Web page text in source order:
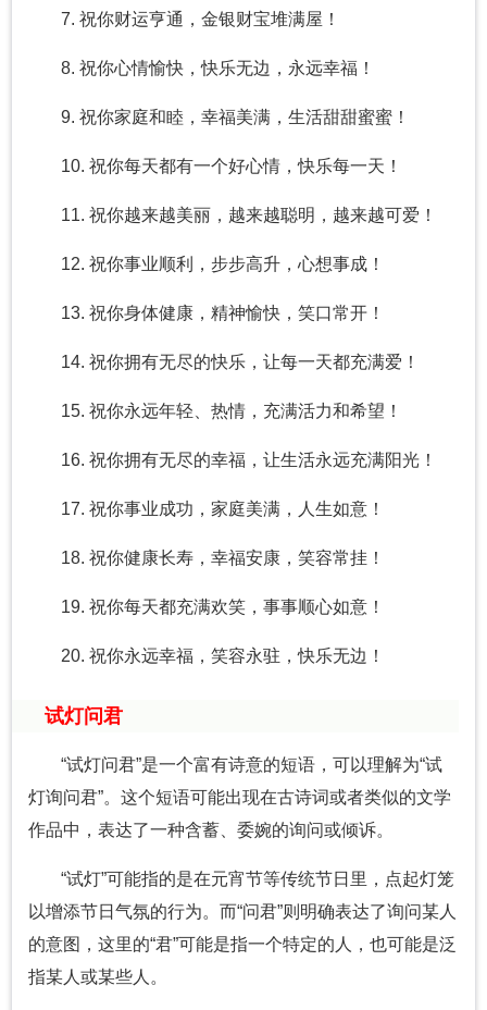
7. 祝你财运亨通，金银财宝堆满屋！
8. 祝你心情愉快，快乐无边，永远幸福！
9. 祝你家庭和睦，幸福美满，生活甜甜蜜蜜！
10. 祝你每天都有一个好心情，快乐每一天！
11. 祝你越来越美丽，越来越聪明，越来越可爱！
12. 祝你事业顺利，步步高升，心想事成！
13. 祝你身体健康，精神愉快，笑口常开！
14. 祝你拥有无尽的快乐，让每一天都充满爱！
15. 祝你永远年轻、热情，充满活力和希望！
16. 祝你拥有无尽的幸福，让生活永远充满阳光！
17. 祝你事业成功，家庭美满，人生如意！
18. 祝你健康长寿，幸福安康，笑容常挂！
19. 祝你每天都充满欢笑，事事顺心如意！
20. 祝你永远幸福，笑容永驻，快乐无边！
试灯问君
“试灯问君”是一个富有诗意的短语，可以理解为“试
灯询问君”。这个短语可能出现在古诗词或者类似的文学
作品中，表达了一种含蓄、委婉的询问或倾诉。
“试灯”可能指的是在元宵节等传统节日里，点起灯笼
以增添节日气氛的行为。而“问君”则明确表达了询问某人
的意图，这里的“君”可能是指一个特定的人，也可能是泛
指某人或某些人。